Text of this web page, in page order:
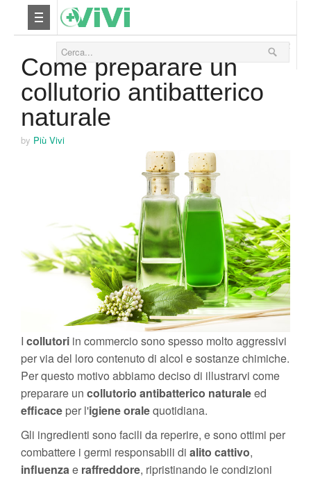
Yoga
Bellezza
Fitness
Relax
Viaggi & Vacanze
24 Settembre 2012
Come preparare un
collutorio antibatterico
naturale
by Più Vivi
I collutori in commercio sono spesso molto aggressivi
per via del loro contenuto di alcol e sostanze chimiche.
Per questo motivo abbiamo deciso di illustrarvi come
preparare un collutorio antibatterico naturaleed
efficace per l'igieneoralequotidiana.
Gli ingredienti sono facili da reperire, e sono ottimi per
combattere i germi responsabili di alito cattivo,
influenzae raffreddore, ripristinando le condizioni